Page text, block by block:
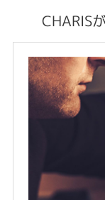
CHARIS